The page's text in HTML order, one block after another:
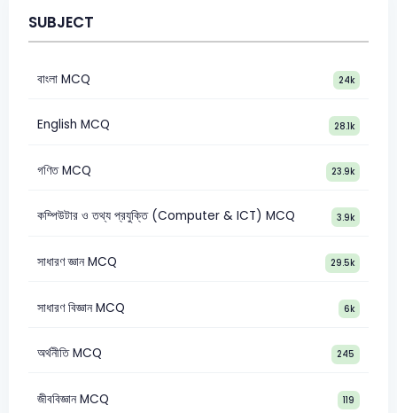
SUBJECT
বাংলা MCQ 24k
English MCQ 28.1k
গণিত MCQ 23.9k
কম্পিউটার ও তথ্য প্রযুক্তি (Computer & ICT) MCQ 3.9k
সাধারণ জ্ঞান MCQ 29.5k
সাধারণ বিজ্ঞান MCQ 6k
অর্থনীতি MCQ 245
জীববিজ্ঞান MCQ 119